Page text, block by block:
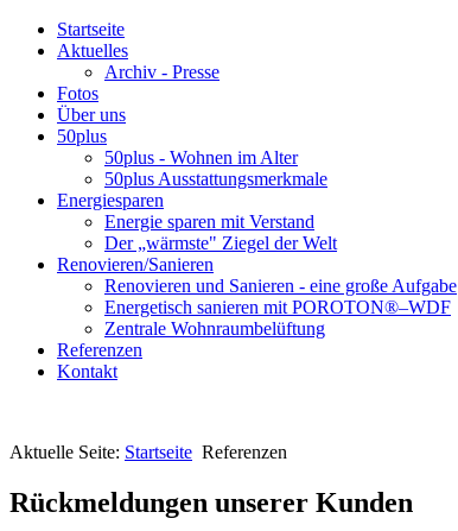
Startseite
Aktuelles
Archiv - Presse
Fotos
Über uns
50plus
50plus - Wohnen im Alter
50plus Ausstattungsmerkmale
Energiesparen
Energie sparen mit Verstand
Der „wärmste" Ziegel der Welt
Renovieren/Sanieren
Renovieren und Sanieren - eine große Aufgabe
Energetisch sanieren mit POROTON®–WDF
Zentrale Wohnraumbelüftung
Referenzen
Kontakt
Aktuelle Seite: Startseite Referenzen
Rückmeldungen unserer Kunden